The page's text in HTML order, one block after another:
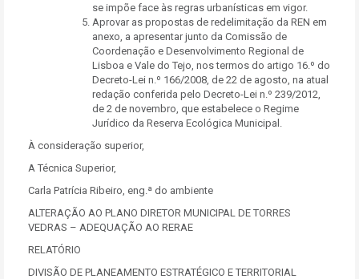
se impõe face às regras urbanísticas em vigor.
Aprovar as propostas de redelimitação da REN em
anexo, a apresentar junto da Comissão de
Coordenação e Desenvolvimento Regional de
Lisboa e Vale do Tejo, nos termos do artigo 16.º do
Decreto-Lei n.º 166/2008, de 22 de agosto, na atual
redação conferida pelo Decreto-Lei n.º 239/2012,
de 2 de novembro, que estabelece o Regime
Jurídico da Reserva Ecológica Municipal.
À consideração superior,
A Técnica Superior,
Carla Patrícia Ribeiro, eng.ª do ambiente
ALTERAÇÃO AO PLANO DIRETOR MUNICIPAL DE TORRES
VEDRAS – ADEQUAÇÃO AO RERAE
RELATÓRIO
DIVISÃO DE PLANEAMENTO ESTRATÉGICO E TERRITORIAL